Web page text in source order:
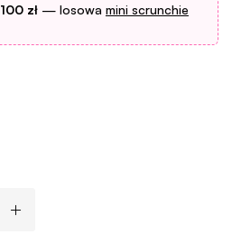
zł— losowa mini scrunchie